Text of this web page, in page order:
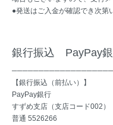
●発送はご入金が確認でき次第
銀行振込 PayPay
【銀行振込（前払い）】
PayPay銀行
すずめ支店（支店コード002）
普通 5526266